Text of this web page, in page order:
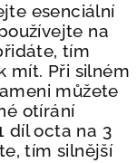
esenciální
na
tím
mít. Při silném
můžete
otírání
díl octa na 3
tím silnější